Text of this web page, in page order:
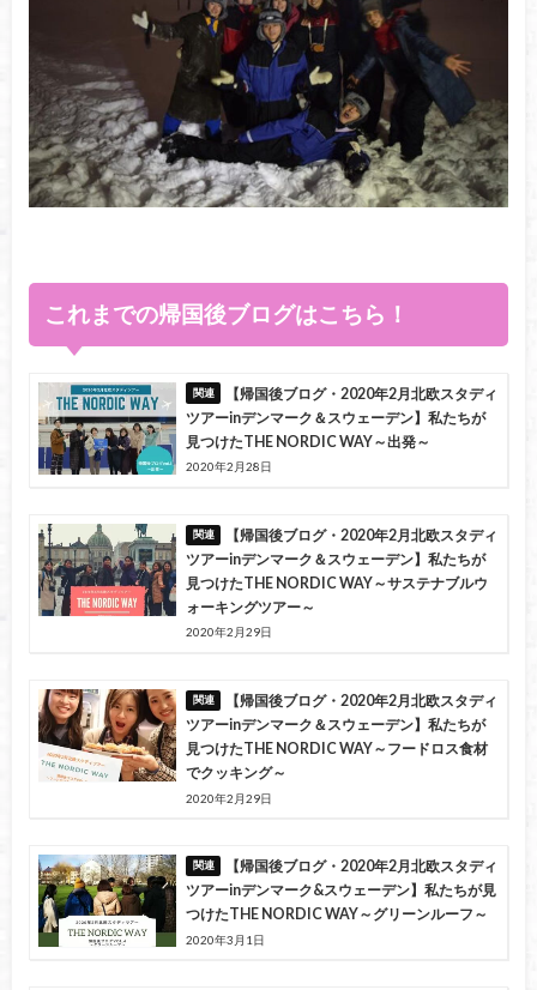
これまでの帰国後ブログはこちら！
【帰国後ブログ・2020年2月北欧スタディ
ツアーinデンマーク＆スウェーデン】私たちが
見つけたTHE NORDIC WAY～出発～
2020年2月28日
【帰国後ブログ・2020年2月北欧スタディ
ツアーinデンマーク＆スウェーデン】私たちが
見つけたTHE NORDIC WAY～サステナブルウ
ォーキングツアー～
2020年2月29日
【帰国後ブログ・2020年2月北欧スタディ
ツアーinデンマーク＆スウェーデン】私たちが
見つけたTHE NORDIC WAY～フードロス食材
でクッキング～
2020年2月29日
【帰国後ブログ・2020年2月北欧スタディ
ツアーinデンマーク&スウェーデン】私たちが見
つけたTHE NORDIC WAY～グリーンルーフ～
2020年3月1日